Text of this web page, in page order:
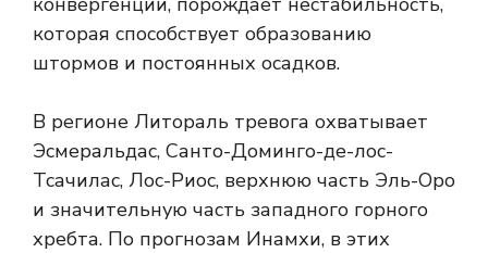
которая способствует образованию
штормов и постоянных осадков.
В регионе Литораль тревога охватывает
Эсмеральдас, Санто-Доминго-де-лос-
Тсачилас, Лос-Риос, верхнюю часть Эль-Оро
и значительную часть западного горного
хребта. По прогнозам Инамхи, в этих